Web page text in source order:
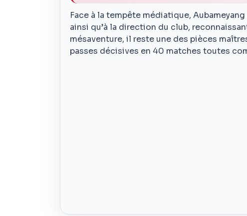
Face à la tempête médiatique,
ainsi qu’à la direction du club,
mésaventure, il reste une des pièces
passes décisives en 40 matches toutes